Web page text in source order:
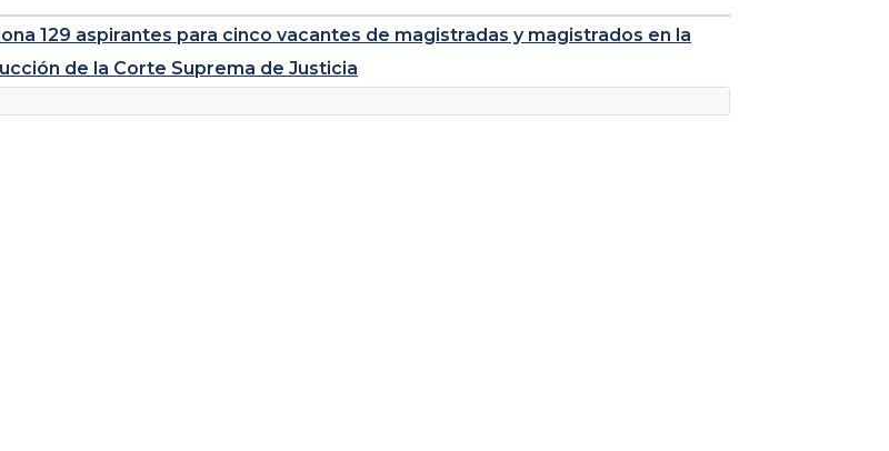
129 aspirantes para cinco vacantes de magistradas y magistrados en la
de la Corte Suprema de Justicia